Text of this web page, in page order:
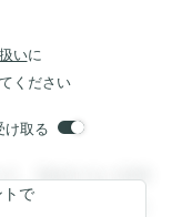
いに
ください
け取る
。登録すると回答
答を閲覧すること
トで